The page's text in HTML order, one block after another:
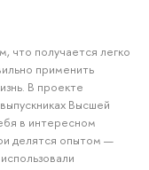
что получается легко
применить
В проекте
Высшей
в интересном
делятся опытом —